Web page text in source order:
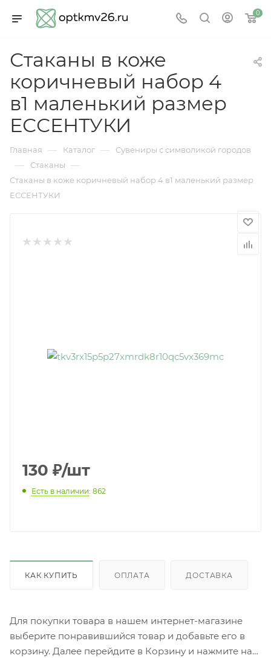
0
Стаканы в коже
коричневый набор 4
в1 маленький размер
ЕССЕНТУКИ
Главная — Каталог — Сувениры с символикой городов
— Стаканы —
Стаканы в коже коричневый набор 4 в1 маленький размер
ЕССЕНТУКИ
130 ₽/шт
Есть в наличии: 862
КАК КУПИТЬ ОПЛАТА ДОСТАВКА
Для покупки товара в нашем интернет-магазине
выберите понравившийся товар и добавьте его в
корзину. Далее перейдите в Корзину и нажмите на